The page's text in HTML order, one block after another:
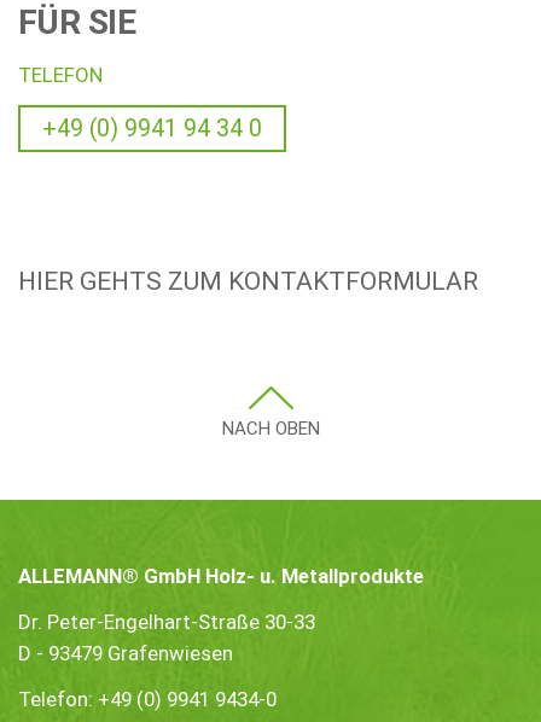
FÜR SIE
TELEFON
+49 (0) 9941 94 34 0
HIER GEHTS ZUM KONTAKTFORMULAR
NACH OBEN
ALLEMANN® GmbH Holz- u. Metallprodukte
Dr. Peter-Engelhart-Straße 30-33
D - 93479 Grafenwiesen
Telefon: +49 (0) 9941 9434-0